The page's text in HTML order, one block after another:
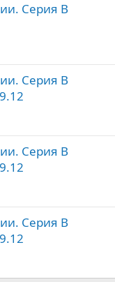
Серия В
Серия В
Серия В
Серия В